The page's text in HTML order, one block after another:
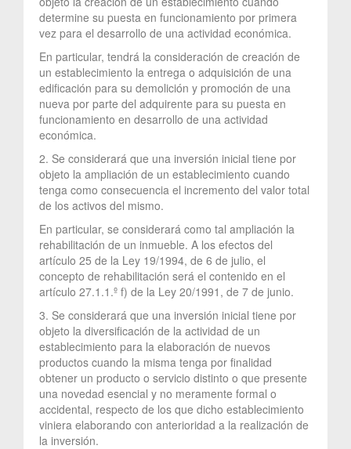
determine su puesta en funcionamiento por primera
vez para el desarrollo de una actividad económica.
En particular, tendrá la consideración de creación de
un establecimiento la entrega o adquisición de una
edificación para su demolición y promoción de una
nueva por parte del adquirente para su puesta en
funcionamiento en desarrollo de una actividad
económica.
2. Se considerará que una inversión inicial tiene por
objeto la ampliación de un establecimiento cuando
tenga como consecuencia el incremento del valor total
de los activos del mismo.
En particular, se considerará como tal ampliación la
rehabilitación de un inmueble. A los efectos del
artículo 25 de la Ley 19/1994, de 6 de julio, el
concepto de rehabilitación será el contenido en el
artículo 27.1.1.º f) de la Ley 20/1991, de 7 de junio.
3. Se considerará que una inversión inicial tiene por
objeto la diversificación de la actividad de un
establecimiento para la elaboración de nuevos
productos cuando la misma tenga por finalidad
obtener un producto o servicio distinto o que presente
una novedad esencial y no meramente formal o
accidental, respecto de los que dicho establecimiento
viniera elaborando con anterioridad a la realización de
la inversión.